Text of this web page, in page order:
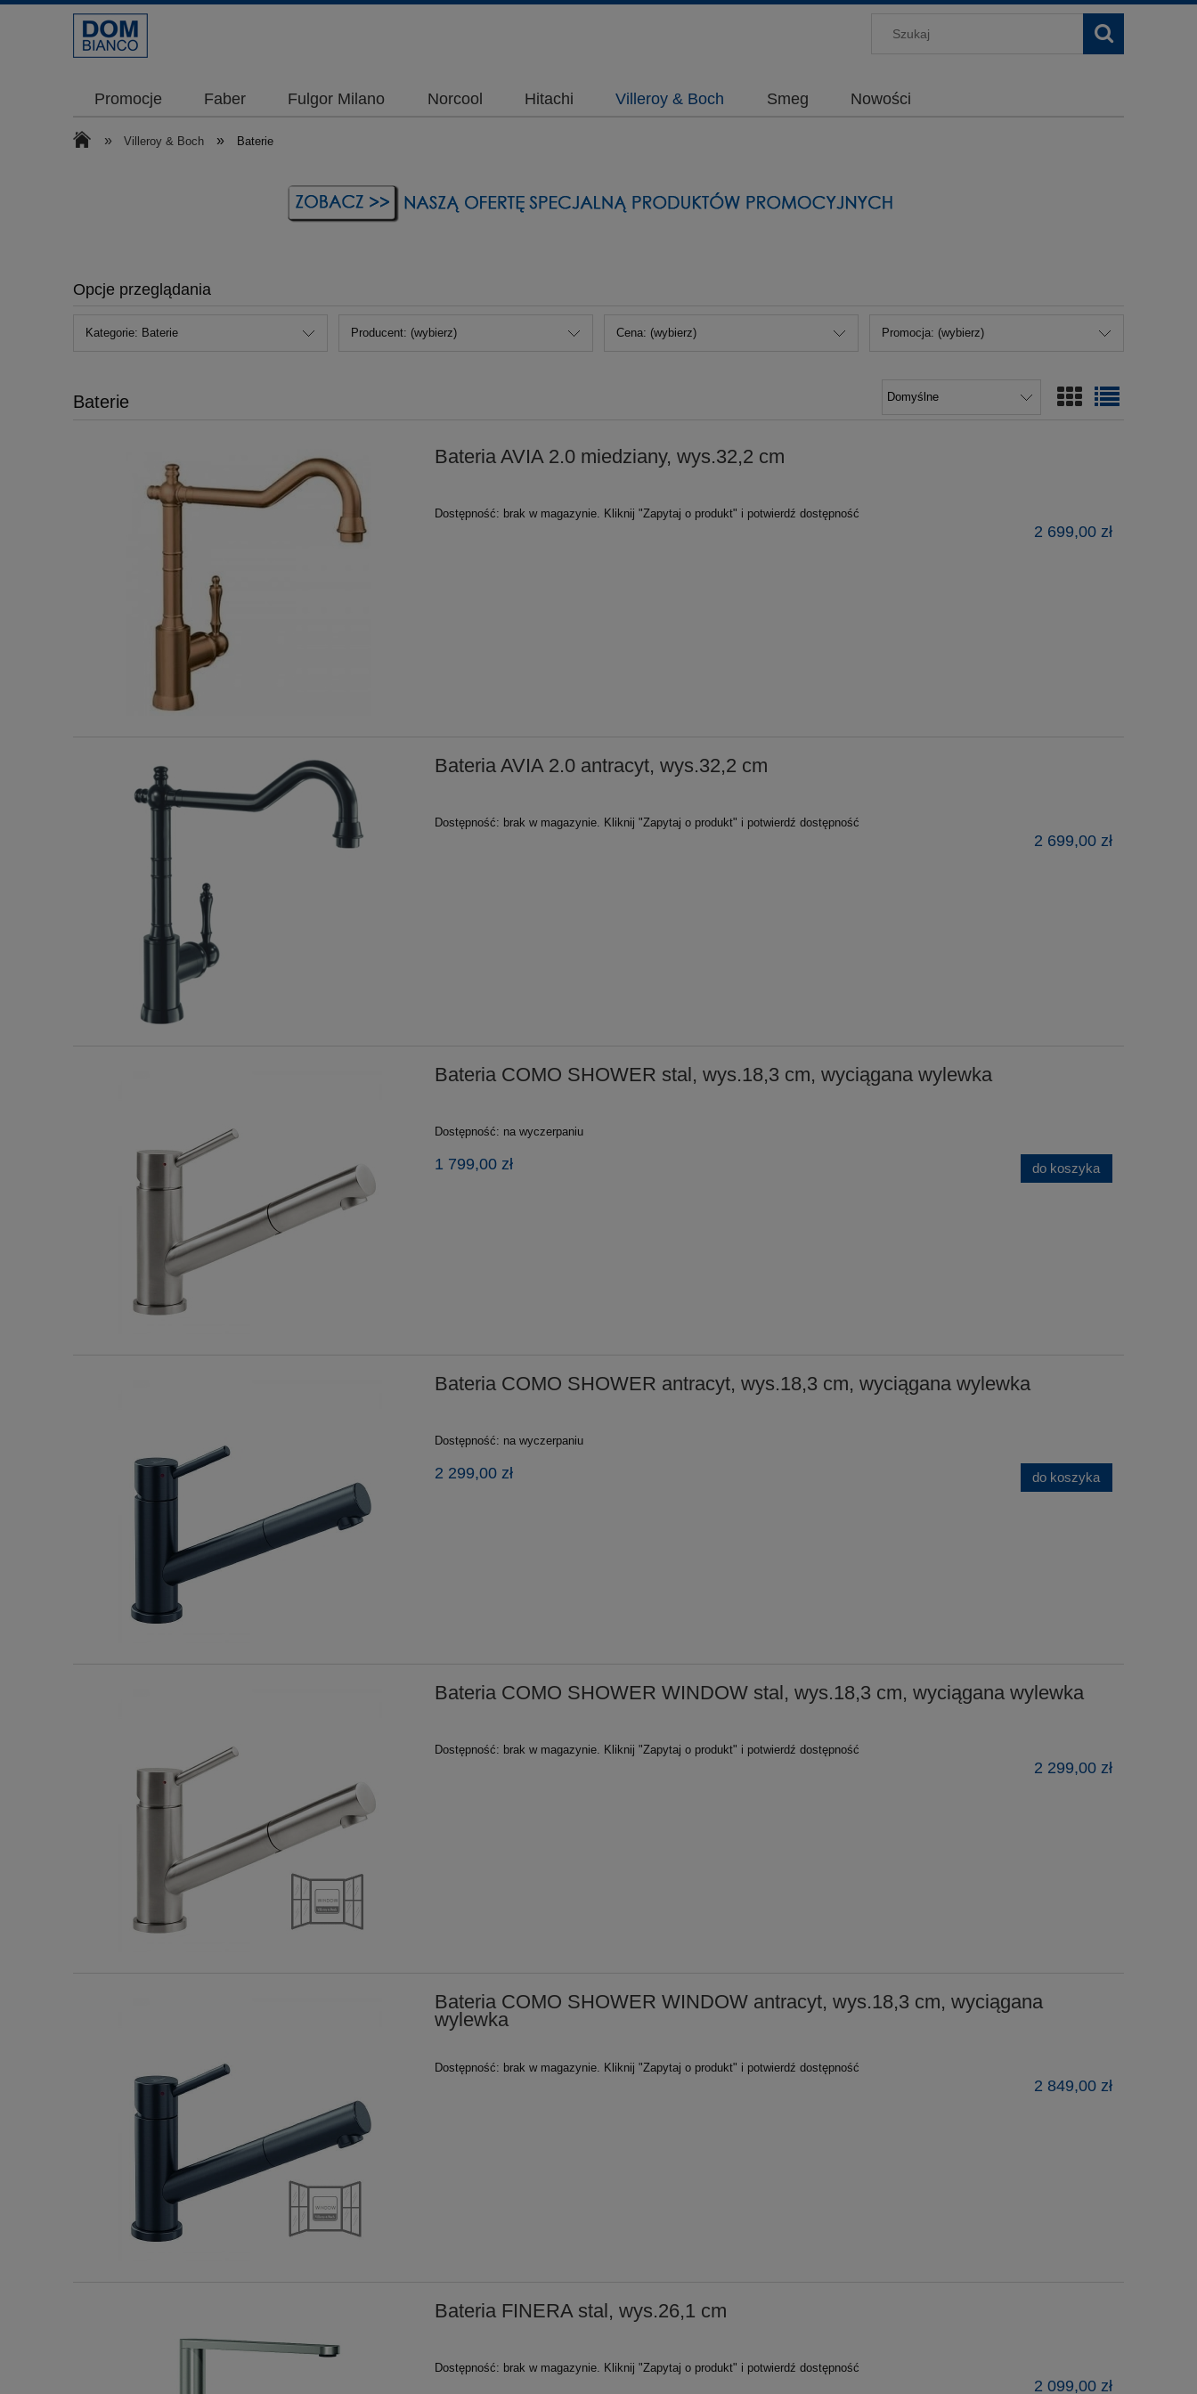
Promocje Faber Fulgor Milano Norcool Hitachi Villeroy & Boch Smeg Nowości
» Villeroy & Boch » Baterie
Opcje przeglądania
Kategorie: Baterie Producent: (wybierz) Cena: (wybierz) Promocja: (wybierz)
Baterie
Bateria AVIA 2.0 miedziany, wys.32,2 cm
Dostępność: brak w magazynie. Kliknij "Zapytaj o produkt" i potwierdź dostępność
2 699,00 zł
Bateria AVIA 2.0 antracyt, wys.32,2 cm
Dostępność: brak w magazynie. Kliknij "Zapytaj o produkt" i potwierdź dostępność
2 699,00 zł
Bateria COMO SHOWER stal, wys.18,3 cm, wyciągana wylewka
Dostępność: na wyczerpaniu
1 799,00 zł do koszyka
Bateria COMO SHOWER antracyt, wys.18,3 cm, wyciągana wylewka
Dostępność: na wyczerpaniu
2 299,00 zł do koszyka
Bateria COMO SHOWER WINDOW stal, wys.18,3 cm, wyciągana wylewka
Dostępność: brak w magazynie. Kliknij "Zapytaj o produkt" i potwierdź dostępność
2 299,00 zł
Bateria COMO SHOWER WINDOW antracyt, wys.18,3 cm, wyciągana
wylewka
Dostępność: brak w magazynie. Kliknij "Zapytaj o produkt" i potwierdź dostępność
2 849,00 zł
Bateria FINERA stal, wys.26,1 cm
Dostępność: brak w magazynie. Kliknij "Zapytaj o produkt" i potwierdź dostępność
2 099,00 zł